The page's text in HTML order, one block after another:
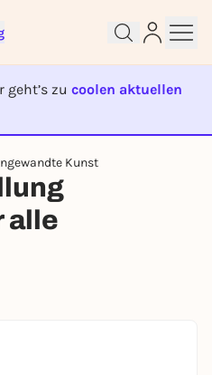
geht’s zu coolen aktuellen
BEENDET
Kunst
alle
and get started
away
or participate in
FREE NOW
account?